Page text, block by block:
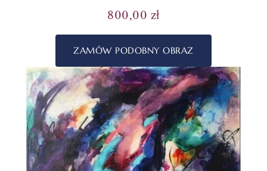
800,00 zł
ZAMÓW PODOBNY OBRAZ